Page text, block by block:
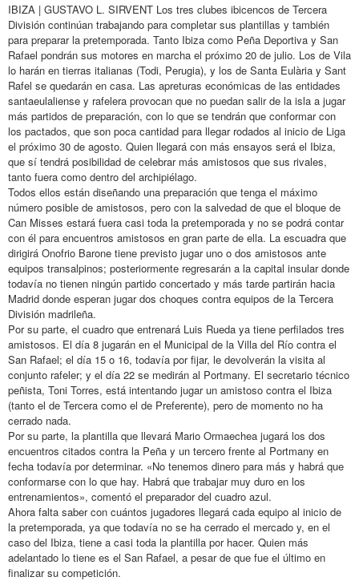
IBIZA | GUSTAVO L. SIRVENT Los tres clubes ibicencos de Tercera
División continúan trabajando para completar sus plantillas y también
para preparar la pretemporada. Tanto Ibiza como Peña Deportiva y San
Rafael pondrán sus motores en marcha el próximo 20 de julio. Los de Vila
lo harán en tierras italianas (Todi, Perugia), y los de Santa Eulària y Sant
Rafel se quedarán en casa. Las apreturas económicas de las entidades
santaeulaliense y rafelera provocan que no puedan salir de la isla a jugar
más partidos de preparación, con lo que se tendrán que conformar con
los pactados, que son poca cantidad para llegar rodados al inicio de Liga
el próximo 30 de agosto. Quien llegará con más ensayos será el Ibiza,
que sí tendrá posibilidad de celebrar más amistosos que sus rivales,
tanto fuera como dentro del archipiélago.
Todos ellos están diseñando una preparación que tenga el máximo
número posible de amistosos, pero con la salvedad de que el bloque de
Can Misses estará fuera casi toda la pretemporada y no se podrá contar
con él para encuentros amistosos en gran parte de ella. La escuadra que
dirigirá Onofrio Barone tiene previsto jugar uno o dos amistosos ante
equipos transalpinos; posteriormente regresarán a la capital insular donde
todavía no tienen ningún partido concertado y más tarde partirán hacia
Madrid donde esperan jugar dos choques contra equipos de la Tercera
División madrileña.
Por su parte, el cuadro que entrenará Luis Rueda ya tiene perfilados tres
amistosos. El día 8 jugarán en el Municipal de la Villa del Río contra el
San Rafael; el día 15 o 16, todavía por fijar, le devolverán la visita al
conjunto rafeler; y el día 22 se medirán al Portmany. El secretario técnico
peñista, Toni Torres, está intentando jugar un amistoso contra el Ibiza
(tanto el de Tercera como el de Preferente), pero de momento no ha
cerrado nada.
Por su parte, la plantilla que llevará Mario Ormaechea jugará los dos
encuentros citados contra la Peña y un tercero frente al Portmany en
fecha todavía por determinar. «No tenemos dinero para más y habrá que
conformarse con lo que hay. Habrá que trabajar muy duro en los
entrenamientos», comentó el preparador del cuadro azul.
Ahora falta saber con cuántos jugadores llegará cada equipo al inicio de
la pretemporada, ya que todavía no se ha cerrado el mercado y, en el
caso del Ibiza, tiene a casi toda la plantilla por hacer. Quien más
adelantado lo tiene es el San Rafael, a pesar de que fue el último en
finalizar su competición.